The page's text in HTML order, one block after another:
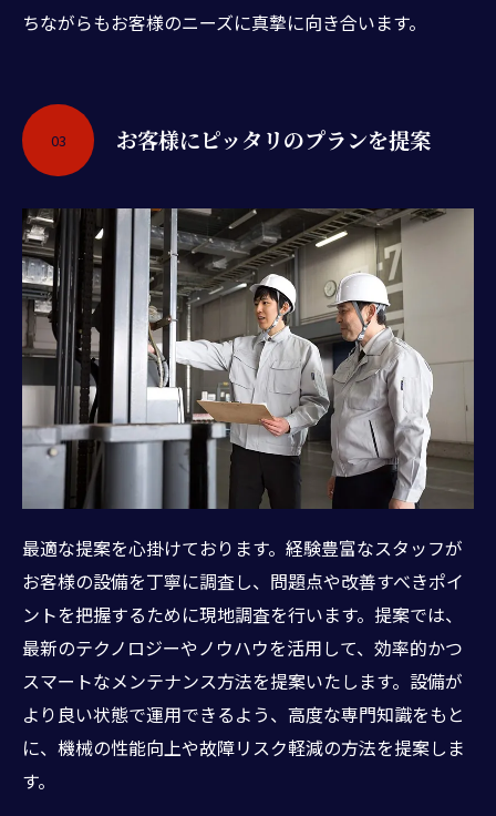
ちながらもお客様のニーズに真摯に向き合います。
お客様にピッタリのプランを提案
03
最適な提案を心掛けております。経験豊富なスタッフが
お客様の設備を丁寧に調査し、問題点や改善すべきポイ
ントを把握するために現地調査を行います。提案では、
最新のテクノロジーやノウハウを活用して、効率的かつ
スマートなメンテナンス方法を提案いたします。設備が
より良い状態で運用できるよう、高度な専門知識をもと
に、機械の性能向上や故障リスク軽減の方法を提案しま
す。